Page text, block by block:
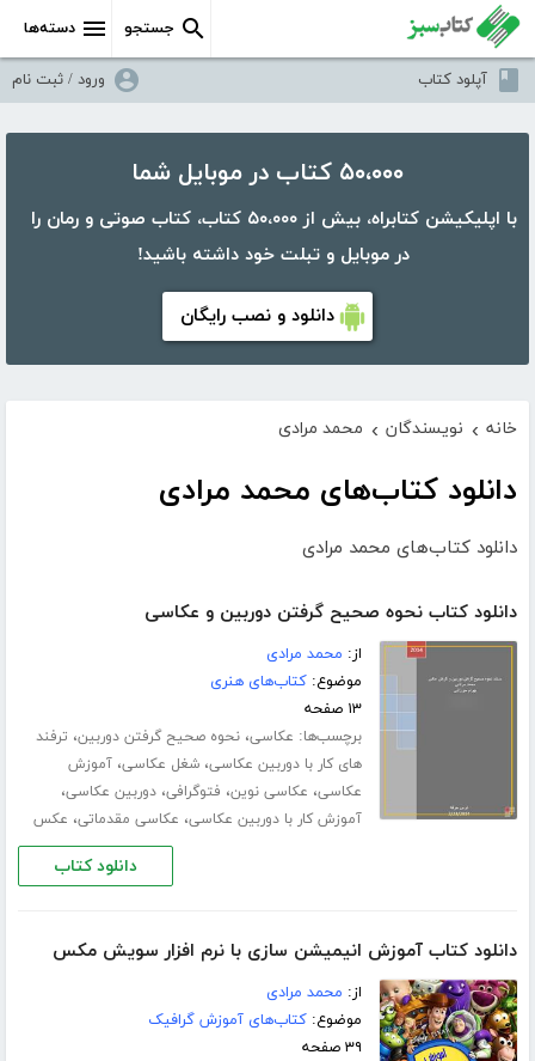
دسته‌ها جستجو
آپلود کتاب ورود / ثبت نام
۵۰،۰۰۰ کتاب در موبایل شما
با اپلیکیشن کتابراه، بیش از ۵۰،۰۰۰ کتاب، کتاب صوتی و رمان را
در موبایل و تبلت خود داشته باشید!
دانلود و نصب رایگان
خانه › نویسندگان › محمد مرادی
دانلود کتاب‌های محمد مرادی
دانلود کتاب‌های محمد مرادی
دانلود کتاب نحوه صحیح گرفتن دوربین و عکاسی
از: محمد مرادی
موضوع:کتاب‌های هنری
۱۳ صفحه
برچسب‌ها: عکاسی،نحوه صحیح گرفتن دوربین، ترفند
های کار با دوربین عکاسی،شغل عکاسی،آموزش
عکاسی، عکاسی نوین، فتوگرافی،دوربین عکاسی،
آموزش کار با دوربین عکاسی، عکاسی مقدماتی، عکس
دانلود کتاب
دانلود کتاب آموزش انیمیشن سازی با نرم افزار سویش مکس
از: محمد مرادی
موضوع:کتاب‌های آموزش گرافیک
۳۹ صفحه